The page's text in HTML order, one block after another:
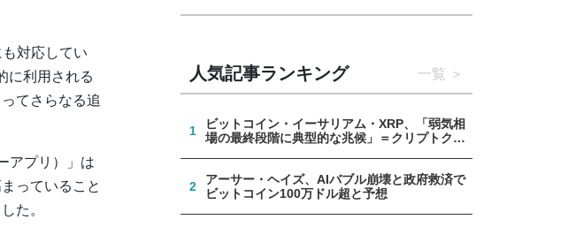
対応してい
に利用される
てさらなる追
アプリ）」は
っていること
た。
人気記事ランキング 一覧
1
ビットコイン・イーサリアム・XRP、「弱気相
場の最終段階に典型的な兆候」＝クリプトクア
2
アーサー・ヘイズ、AIバブル崩壊と政府救済で
ビットコイン100万ドル超と予想